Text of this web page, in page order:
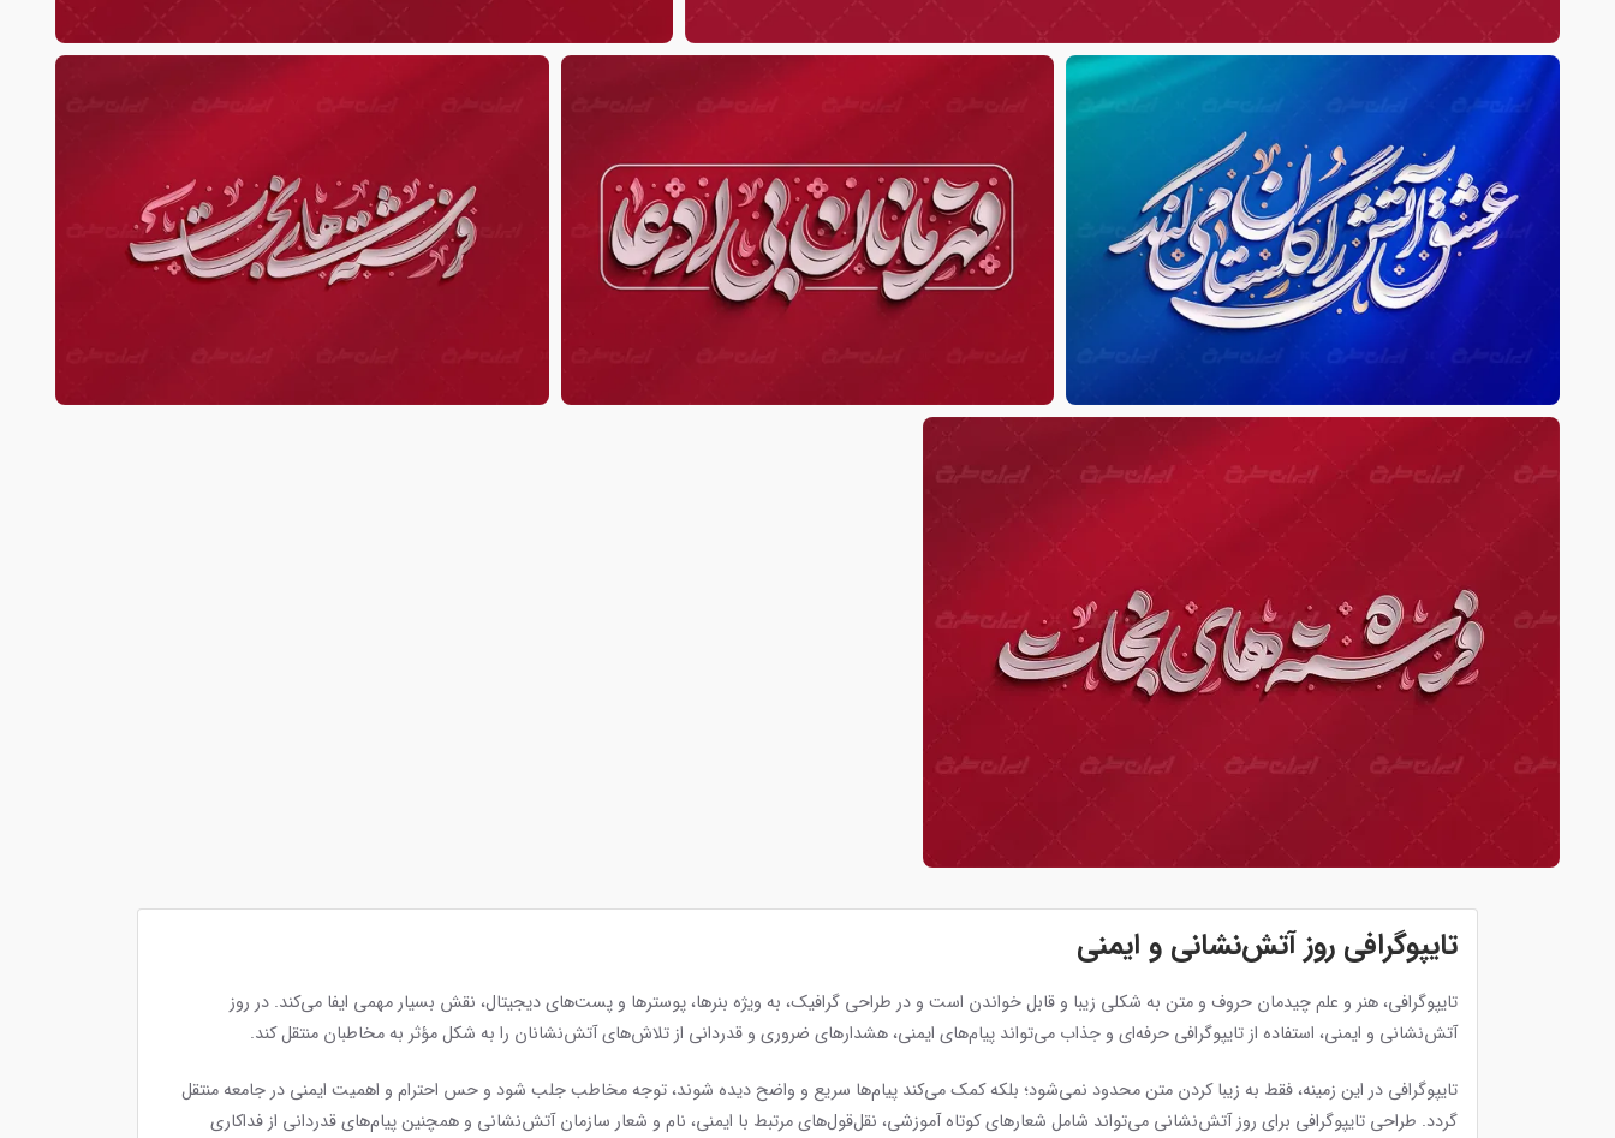
تایپوگرافی روز آتش‌نشانی و ایمنی
تایپوگرافی، هنر و علم چیدمان حروف و متن به شکلی زیبا و قابل خواندن است و در طراحی گرافیک، به ویژه بنرها، پوسترها و پست‌های دیجیتال، نقش بسیار مهمی ایفا می‌کند. در روز
آتش‌نشانی و ایمنی، استفاده از تایپوگرافی حرفه‌ای و جذاب می‌تواند پیام‌های ایمنی، هشدارهای ضروری و قدردانی از تلاش‌های آتش‌نشانان را به شکل مؤثر به مخاطبان منتقل کند.
تایپوگرافی در این زمینه، فقط به زیبا کردن متن محدود نمی‌شود؛ بلکه کمک می‌کند پیام‌ها سریع و واضح دیده شوند، توجه مخاطب جلب شود و حس احترام و اهمیت ایمنی در جامعه منتقل
گردد. طراحی تایپوگرافی برای روز آتش‌نشانی می‌تواند شامل شعارهای کوتاه آموزشی، نقل‌قول‌های مرتبط با ایمنی، نام و شعار سازمان آتش‌نشانی و همچنین پیام‌های قدردانی از فداکاری